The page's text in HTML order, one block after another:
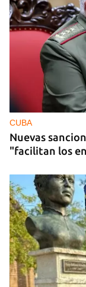
La hija de un
EE UU en
CUBA
Nuevas
"facilitan los